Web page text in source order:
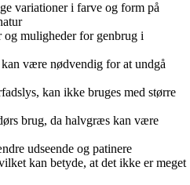
variationer i farve og form på
muligheder for genbrug i
være nødvendig for at undgå
kan ikke bruges med større
brug, da halvgræs kan være
udseende og patinere
kan betyde, at det ikke er meget